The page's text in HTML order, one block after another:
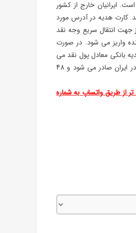
ایرانیان خارج از کشور
کارت هدیه در آدرس مورد
جهت انتقال سریع وجه نقد
واریز می شود. در صورت
بانکی معادل پول نقد می
باشد و امکان استفاده در تمامی فروشگاه ها وجود دارد. کارت هدیه توسط بانک های معتبر در ایران صادر می شود و 48
از طریق واتساپ به شماره